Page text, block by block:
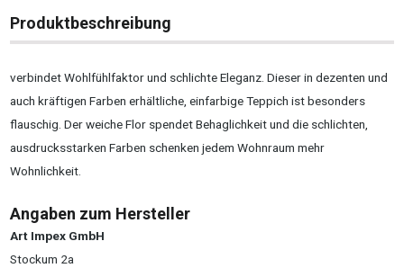
Produktbeschreibung
verbindet Wohlfühlfaktor und schlichte Eleganz. Dieser in dezenten und
auch kräftigen Farben erhältliche, einfarbige Teppich ist besonders
flauschig. Der weiche Flor spendet Behaglichkeit und die schlichten,
ausdrucksstarken Farben schenken jedem Wohnraum mehr
Wohnlichkeit.
Angaben zum Hersteller
Art Impex GmbH
Stockum 2a